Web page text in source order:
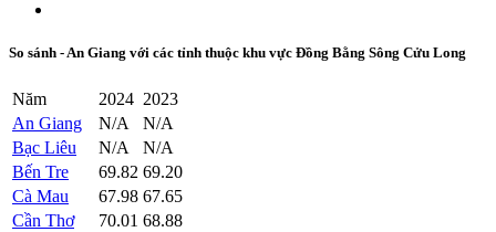
So sánh - An Giang với các tỉnh thuộc khu vực Đồng Bằng Sông Cửu Long
Năm 2024 2023
An Giang
N/A
N/A
Bạc Liêu
N/A
N/A
Bến Tre
69.82 69.20
Cà Mau
67.98 67.65
Cần Thơ
70.01 68.88